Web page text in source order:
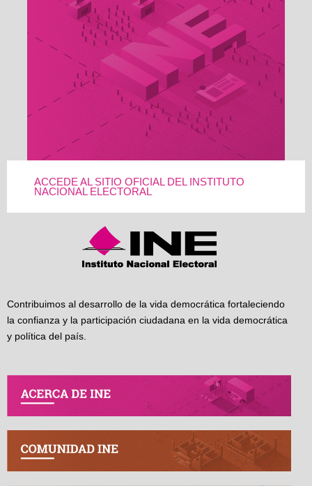
ACCEDE AL SITIO OFICIAL DEL INSTITUTO
NACIONAL ELECTORAL
Contribuimos al desarrollo de la vida democrática fortaleciendo
la confianza y la participación ciudadana en la vida democrática
y política del país.